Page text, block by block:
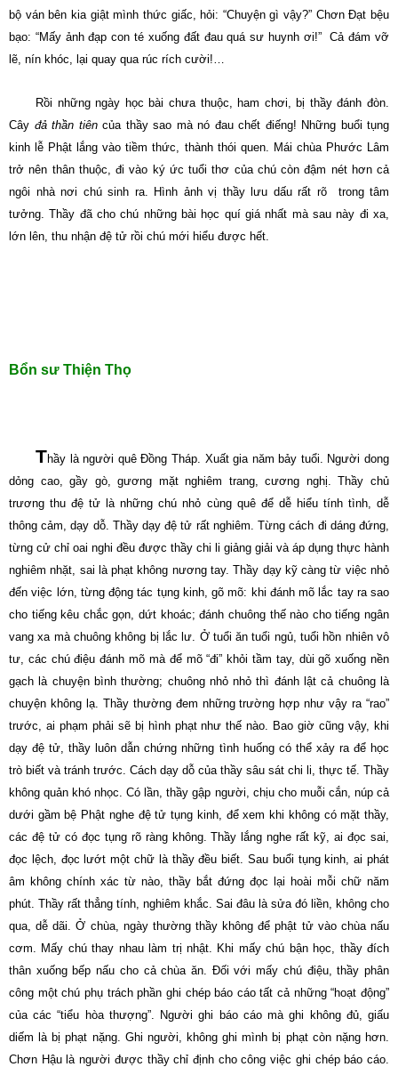
bộ ván bên kia giật mình thức giấc, hỏi: “Chuyện gì vậy?” Chơn Ðạt bệu
bạo: “Mấy ảnh đạp con té xuống đất đau quá sư huynh ơi!” Cả đám vỡ
lẽ, nín khóc, lại quay qua rúc rích cười!…
Rồi những ngày học bài chưa thuộc, ham chơi, bị thầy đánh đòn.
Cây đả thần tiêncủa thầy sao mà nó đau chết điếng! Những buổi tụng
kinh lễ Phật lắng vào tiềm thức, thành thói quen. Mái chùa Phước Lâm
trở nên thân thuộc, đi vào ký ức tuổi thơ của chú còn đậm nét hơn cả
ngôi nhà nơi chú sinh ra. Hình ảnh vị thầy lưu dấu rất rõ trong tâm
tưởng. Thầy đã cho chú những bài học quí giá nhất mà sau này đi xa,
lớn lên, thu nhận đệ tử rồi chú mới hiểu được hết.
Bổn sư Thiện Thọ
Thầy là người quê Ðồng Tháp. Xuất gia năm bảy tuổi. Người dong
dỏng cao, gầy gò, gương mặt nghiêm trang, cương nghị. Thầy chủ
trương thu đệ tử là những chú nhỏ cùng quê để dễ hiểu tính tình, dễ
thông cảm, dạy dỗ. Thầy dạy đệ tử rất nghiêm. Từng cách đi dáng đứng,
từng cử chỉ oai nghi đều được thầy chi li giảng giải và áp dụng thực hành
nghiêm nhặt, sai là phạt không nương tay. Thầy dạy kỹ càng từ việc nhỏ
đến việc lớn, từng động tác tụng kinh, gõ mõ: khi đánh mõ lắc tay ra sao
cho tiếng kêu chắc gọn, dứt khoác; đánh chuông thế nào cho tiếng ngân
vang xa mà chuông không bị lắc lư. Ở tuổi ăn tuổi ngủ, tuổi hồn nhiên vô
tư, các chú điệu đánh mõ mà để mõ “đi” khỏi tầm tay, dùi gõ xuống nền
gạch là chuyện bình thường; chuông nhỏ nhỏ thì đánh lật cả chuông là
chuyện không lạ. Thầy thường đem những trường hợp như vậy ra “rao”
trước, ai phạm phải sẽ bị hình phạt như thế nào. Bao giờ cũng vậy, khi
dạy đệ tử, thầy luôn dẫn chứng những tình huống có thể xảy ra để học
trò biết và tránh trước. Cách dạy dỗ của thầy sâu sát chi li, thực tế. Thầy
không quản khó nhọc. Có lần, thầy gập người, chịu cho muỗi cắn, núp cả
dưới gầm bệ Phật nghe đệ tử tụng kinh, để xem khi không có mặt thầy,
các đệ tử có đọc tụng rõ ràng không. Thầy lắng nghe rất kỹ, ai đọc sai,
đọc lệch, đọc lướt một chữ là thầy đều biết. Sau buổi tụng kinh, ai phát
âm không chính xác từ nào, thầy bắt đứng đọc lại hoài mỗi chữ năm
phút. Thầy rất thẳng tính, nghiêm khắc. Sai đâu là sửa đó liền, không cho
qua, dễ dãi. Ở chùa, ngày thường thầy không để phật tử vào chùa nấu
cơm. Mấy chú thay nhau làm trị nhật. Khi mấy chú bận học, thầy đích
thân xuống bếp nấu cho cả chùa ăn. Ðối với mấy chú điệu, thầy phân
công một chú phụ trách phần ghi chép báo cáo tất cả những “hoạt động”
của các “tiểu hòa thượng”. Người ghi báo cáo mà ghi không đủ, giấu
diếm là bị phạt nặng. Ghi người, không ghi mình bị phạt còn nặng hơn.
Chơn Hậu là người được thầy chỉ định cho công việc ghi chép báo cáo.